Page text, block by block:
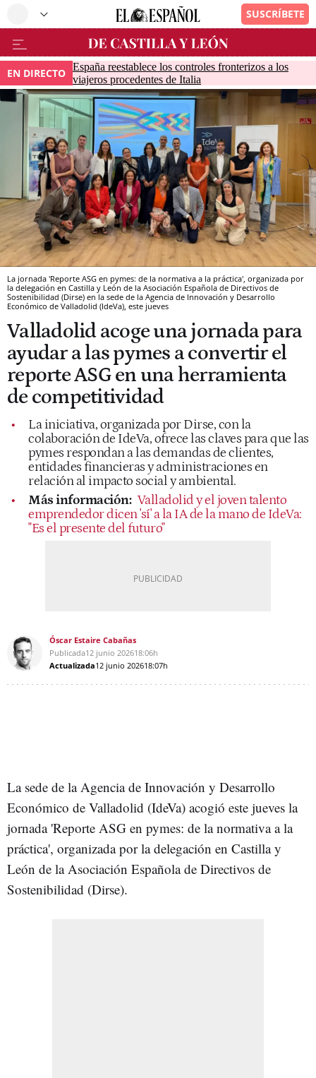
EN DIRECTO España reestablece los controles fronterizos a los
viajeros procedentes de Italia
La jornada 'Reporte ASG en pymes: de la normativa a la práctica', organizada por
la delegación en Castilla y León de la Asociación Española de Directivos de
Sostenibilidad (Dirse) en la sede de la Agencia de Innovación y Desarrollo
Económico de Valladolid (IdeVa), este jueves
Valladolid acoge una jornada para
ayudar a las pymes a convertir el
reporte ASG en una herramienta
de competitividad
La iniciativa, organizada por Dirse, con la
colaboración de IdeVa, ofrece las claves para que las
pymes respondan a las demandas de clientes,
entidades financieras y administraciones en
relación al impacto social y ambiental.
Más información: Valladolid y el joven talento
emprendedor dicen 'sí' a la IA de la mano de IdeVa:
"Es el presente del futuro"
Óscar Estaire Cabañas
Publicada12 junio 202618:06h
Actualizada12 junio 202618:07h
La sede de la Agencia de Innovación y Desarrollo
Económico de Valladolid (IdeVa) acogió este jueves la
jornada 'Reporte ASG en pymes: de la normativa a la
práctica', organizada por la delegación en Castilla y
León de la Asociación Española de Directivos de
Sostenibilidad (Dirse).